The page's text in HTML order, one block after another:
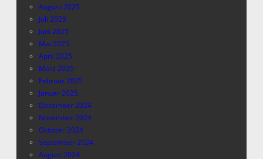
August 2025
Juli 2025
Juni 2025
Mai 2025
April 2025
März 2025
Februar 2025
Januar 2025
Dezember 2024
November 2024
Oktober 2024
September 2024
August 2024